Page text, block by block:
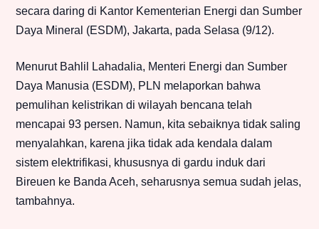
secara daring di Kantor Kementerian Energi dan Sumber
Daya Mineral (ESDM), Jakarta, pada Selasa (9/12).
Menurut Bahlil Lahadalia, Menteri Energi dan Sumber
Daya Manusia (ESDM), PLN melaporkan bahwa
pemulihan kelistrikan di wilayah bencana telah
mencapai 93 persen. Namun, kita sebaiknya tidak saling
menyalahkan, karena jika tidak ada kendala dalam
sistem elektrifikasi, khususnya di gardu induk dari
Bireuen ke Banda Aceh, seharusnya semua sudah jelas,
tambahnya.